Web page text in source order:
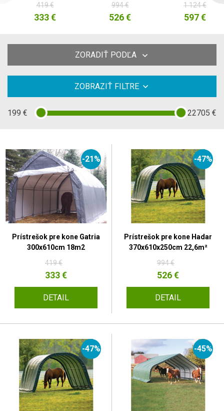
419 €
333 €
994 €
526 €
1 124 €
597 €
ZORADIŤ PODĽA
ZOBRAZIŤ FILTRE
199 € 22705 €
-21%
Prístrešok pre kone Gatria
300x610cm 18m2
419 €
333 €
DETAIL
-47%
Prístrešok pre kone Hadar
370x610x250cm 22,6m²
994 €
526 €
DETAIL
-47% -45%